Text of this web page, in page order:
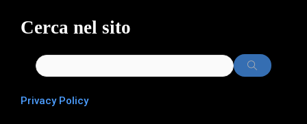
Cerca nel sito
Privacy Policy